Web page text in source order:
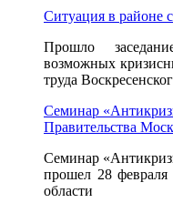
Ситуация в районе
Прошло
возможных
труда
Семинар
Правительства
Семинар
прошел 28 февраля
области